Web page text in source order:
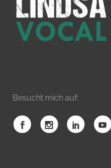
Besucht mich auf: